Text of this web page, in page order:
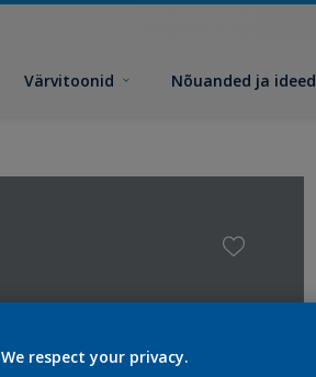
Värvitoonid Nõuanded ja ideed
We respect your privacy.